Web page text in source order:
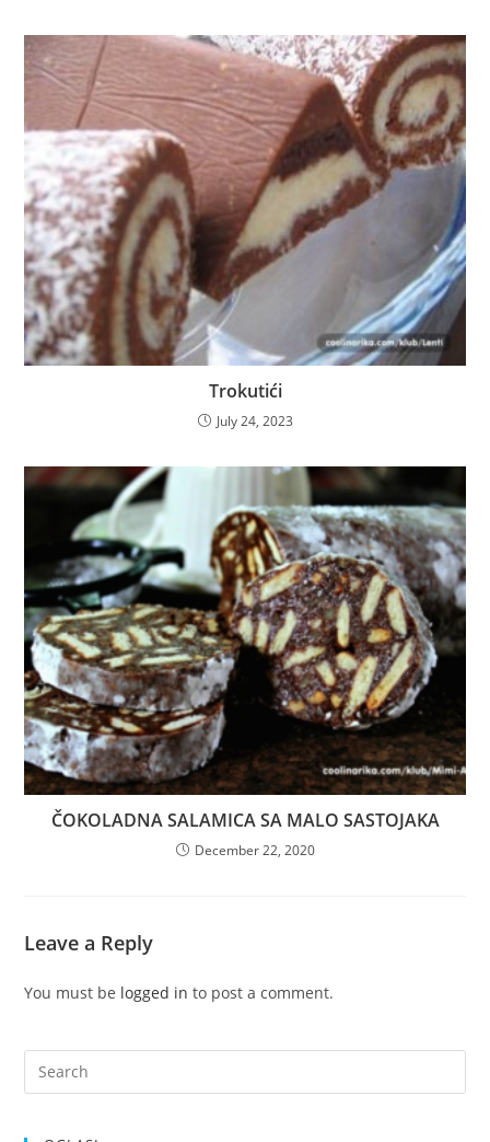
Trokutići
July 24, 2023
ČOKOLADNA SALAMICA SA MALO SASTOJAKA
December 22, 2020
Leave a Reply
You must be logged in to post a comment.